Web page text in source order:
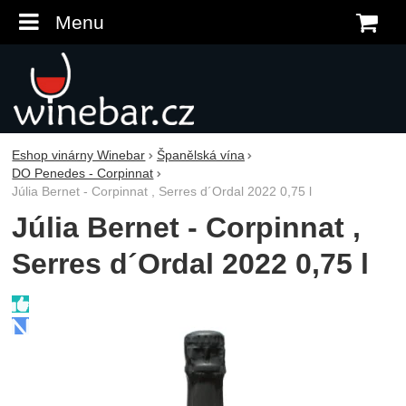
Menu
Eshop vinárny Winebar
Španělská vína
DO Penedes - Corpinnat
Júlia Bernet - Corpinnat , Serres d´Ordal 2022 0,75 l
Júlia Bernet - Corpinnat ,
Serres d´Ordal 2022 0,75 l
Fotografie